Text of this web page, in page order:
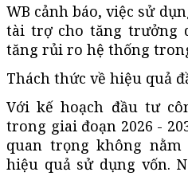
WB cảnh báo, việc sử
tài trợ cho tăng trưởng
tăng rủi ro hệ thống
Thách thức về hiệu quả
Với kế hoạch đầu tư
trong giai đoạn 2026 -
quan trọng không
hiệu quả sử dụng vốn.